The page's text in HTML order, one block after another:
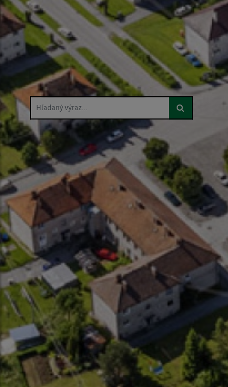
Hľadaný výraz...